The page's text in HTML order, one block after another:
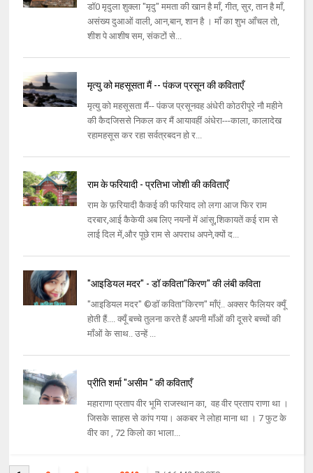
डॉ0 मृदुला शुक्ला "मृदु" ममता की खान है माँ, गीत, सुर, तान है माँ,
असंख्य दुआओं वाली, आन,बान, शान है । माँ का शुभ आँचल तो,
शीश पे आशीष सम, संकटों से...
मृत्यु को महसूसता मैं -- पंकज प्रसून की कविताएँ
मृत्यु को महसूसता मैं-- पंकज प्रसूनवह अंधेरी कोठरीपूरे नौ महीने
की कैदजिससे निकल कर मैं आयावहीं अंधेरा---काला, कालादेख
रहामहसूस कर रहा सर्वत्रबदन हो र...
राम के फरियादी - प्रतिभा जोशी की कविताएँ
राम के फ़रियादी कैकई की फरियाद लो लगा आज फिर राम
दरबार,आई कैकेयी अब लिए नयनों में आंसू,शिकायतें कई राम से
लाई दिल में,और पूछे राम से अपराध अपने,क्यों द...
"आइडियल मदर" - डॉ कविता"किरण" की लंबी कविता
"आइडियल मदर" ©डॉ कविता"किरण" माँएं.. अक्सर फैलियर क्यूँ
होती हैं.... क्यूँ बच्चे तुलना करते हैं अपनी माँओं की दूसरे बच्चों की
माँओं के साथ.. उन्हें ...
प्रीति शर्मा "असीम " की कविताएँ
महाराणा प्रताप वीर भूमि राजस्थान का, वह वीर प्रताप राणा था ।
जिसके साहस से कांप गया। अकबर ने लोहा माना था । 7 फुट के
वीर का , 72 किलो का भाला...